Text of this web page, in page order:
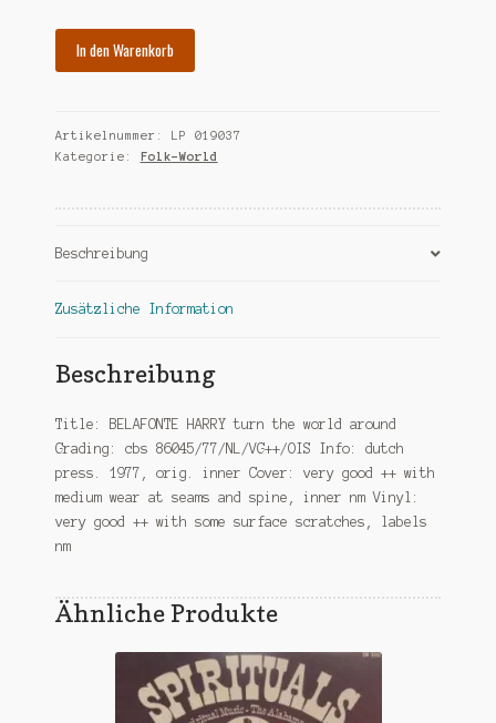
world
around
In den Warenkorb
Artikelnummer:
LP 019037
Kategorie:
Folk-World
Beschreibung
Zusätzliche Information
Beschreibung
Title: BELAFONTE HARRY turn the world around
Grading: cbs 86045/77/NL/VG++/OIS Info: dutch
press. 1977, orig. inner Cover: very good ++ with
medium wear at seams and spine, inner nm Vinyl:
very good ++ with some surface scratches, labels
nm
Ähnliche Produkte